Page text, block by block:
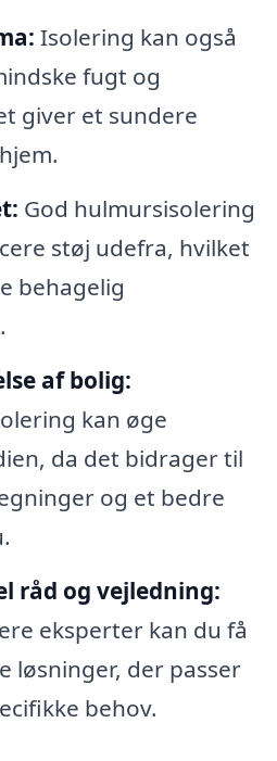
Isolering kan også
fugt og
giver et sundere
God hulmursisolering
støj udefra, hvilket
behagelig
af bolig:
kan øge
da det bidrager til
og et bedre
råd og vejledning:
eksperter kan du få
løsninger, der passer
behov.